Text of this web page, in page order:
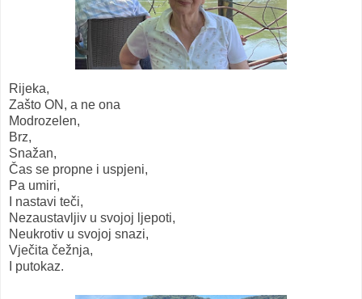
Rijeka,
Zašto ON, a ne ona
Modrozelen,
Brz,
Snažan,
Čas se propne i uspjeni,
Pa umiri,
I nastavi teči,
Nezaustavljiv u svojoj ljepoti,
Neukrotiv u svojoj snazi,
Vječita čežnja,
I putokaz.